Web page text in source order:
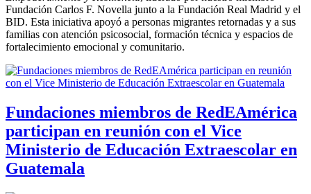
Fundación Carlos F. Novella junto a la Fundación Real Madrid y el
BID. Esta iniciativa apoyó a personas migrantes retornadas y a sus
familias con atención psicosocial, formación técnica y espacios de
fortalecimiento emocional y comunitario.
Fundaciones miembros de RedEAmérica
participan en reunión con el Vice
Ministerio de Educación Extraescolar en
Guatemala